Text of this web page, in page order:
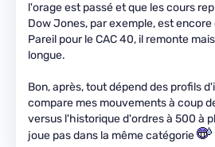
l'orage est passé et que les cours
Dow Jones, par exemple, est
Pareil pour le CAC 40, il remonte
longue.
Bon, après, tout dépend des profils
compare mes mouvements à coup
versus l'historique d'ordres à 500 à
joue pas dans la même catégorie